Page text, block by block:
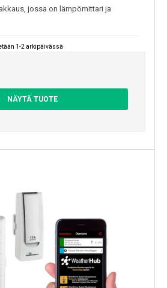
jossa on lämpömittari ja
1-2 arkipäivässä
NÄYTÄ TUOTE